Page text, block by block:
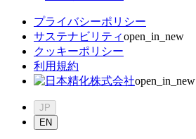
プライバシーポリシー
サステナビリティopen_in_new
クッキーポリシー
利用規約
open_in_new
JP
EN